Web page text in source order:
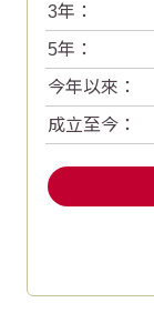
3年：
5年：
今年以來：
成立至今：